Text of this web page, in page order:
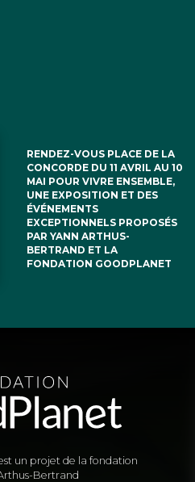
RENDEZ-VOUS PLACE DE LA
CONCORDE DU 11 AVRIL AU 10
MAI POUR VIVRE ENSEMBLE,
UNE EXPOSITION ET DES
ÉVÉNEMENTS
EXCEPTIONNELS PROPOSÉS
PAR YANN ARTHUS-
BERTRAND ET LA
FONDATION GOODPLANET
un projet de la fondation
Bertrand